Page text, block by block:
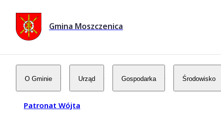
Gmina Moszczenica
O Gminie Urząd Gospodarka Środowisko
Patronat Wójta